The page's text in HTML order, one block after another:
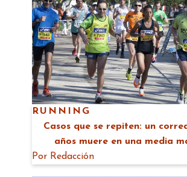
RUNNING
Casos que se repiten: un
años muere en una media
Por Redacción